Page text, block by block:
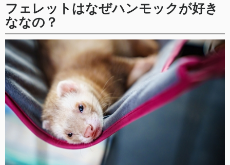
フェレットはなぜハンモックが好き
ななの？